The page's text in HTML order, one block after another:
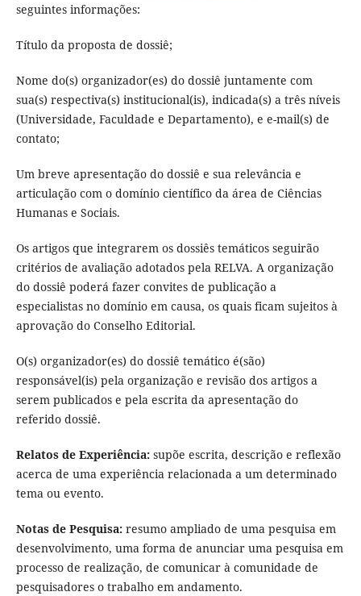
seguintes informações:
Título da proposta de dossiê;
Nome do(s) organizador(es) do dossiê juntamente com
sua(s) respectiva(s) institucional(is), indicada(s) a três níveis
(Universidade, Faculdade e Departamento), e e-mail(s) de
contato;
Um breve apresentação do dossiê e sua relevância e
articulação com o domínio científico da área de Ciências
Humanas e Sociais.
Os artigos que integrarem os dossiês temáticos seguirão
critérios de avaliação adotados pela RELVA. A organização
do dossiê poderá fazer convites de publicação a
especialistas no domínio em causa, os quais ficam sujeitos à
aprovação do Conselho Editorial.
O(s) organizador(es) do dossiê temático é(são)
responsável(is) pela organização e revisão dos artigos a
serem publicados e pela escrita da apresentação do
referido dossiê.
Relatos de Experiência:supõe escrita, descrição e reflexão
acerca de uma experiência relacionada a um determinado
tema ou evento.
Notas de Pesquisa: resumo ampliado de uma pesquisa em
desenvolvimento, uma forma de anunciar uma pesquisa em
processo de realização, de comunicar à comunidade de
pesquisadores o trabalho em andamento.